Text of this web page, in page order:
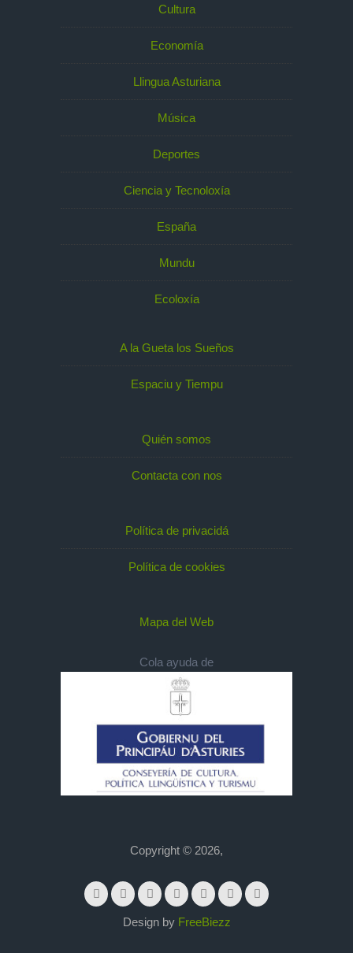
Cultura
Economía
Llingua Asturiana
Música
Deportes
Ciencia y Tecnoloxía
España
Mundu
Ecoloxía
A la Gueta los Sueños
Espaciu y Tiempu
Quién somos
Contacta con nos
Política de privacidá
Política de cookies
Mapa del Web
Cola ayuda de
Copyright © 2026,
Design by FreeBiezz